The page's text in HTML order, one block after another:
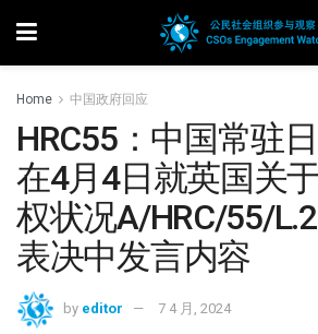
Home 中国政府回应
HRC55：中国常驻
在4月4日就英国关
权状况A/HRC/55/
表决中发言内容
by editor 7 4 月, 2024